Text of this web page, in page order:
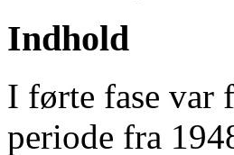
Indhold
I førte fase var
periode fra